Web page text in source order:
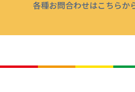
各種お問合わせはこちらか